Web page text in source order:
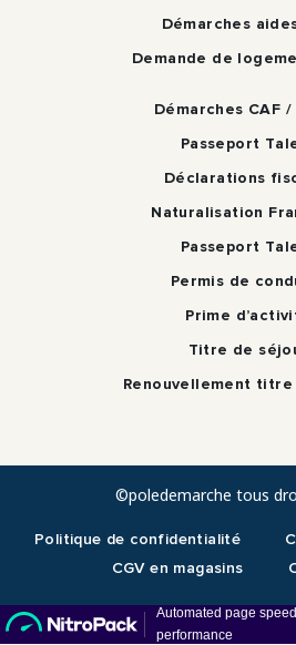
Démarches
Demande de
Démarches CAF /
Passeport
Déclarations
Naturalisation
Passeport
Permis de
Prime
Titre de
Renouvellement
©poledemarche tous
Politique de confidentialité
CGV en magasins